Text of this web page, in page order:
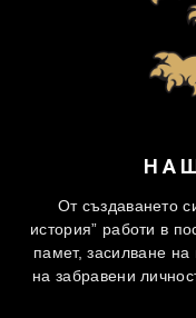
От създаването
история” работи в
памет, засилване на
на забравени